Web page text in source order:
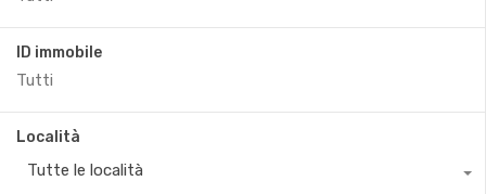
ID immobile
Località
Tutte le località